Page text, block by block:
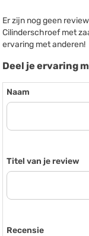
Er zijn nog geen
Cilinderschroef met
ervaring met anderen!
Deel je ervaring
Naam
Titel van je review
Recensie